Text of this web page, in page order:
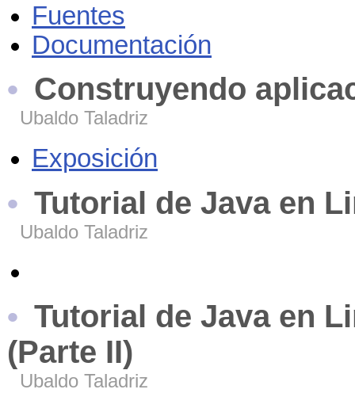
Fuentes
Documentación
Construyendo
Ubaldo Taladriz
Exposición
Tutorial de Java en
Ubaldo Taladriz
Tutorial de Java en
(Parte II)
Ubaldo Taladriz